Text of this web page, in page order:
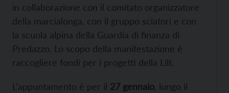
in collaborazione con il comitato organizzatore
della marcialonga, con il gruppo sciatori e con
la scuola alpina della Guardia di finanza di
Predazzo. Lo scopo della manifestazione è
raccogliere fondi per i progetti della Lilt.
L’appuntamento è per il 27 gennaio , lungo il